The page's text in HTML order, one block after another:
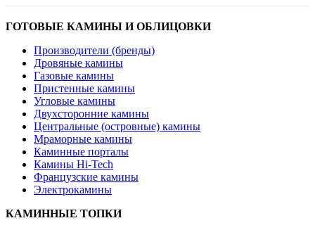
ГОТОВЫЕ КАМИНЫ И ОБЛИЦОВКИ
Производители (бренды)
Дровяные камины
Газовые камины
Пристенные камины
Угловые камины
Двухсторонние камины
Центральные (островные) камины
Мраморные камины
Каминные порталы
Камины Hi-Tech
Французские камины
Электрокамины
КАМИННЫЕ ТОПКИ